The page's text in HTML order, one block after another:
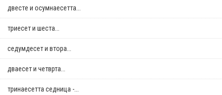
двестe и осумнaесетта...
триесет и шеста...
седумдесет и втора...
дваесет и четврта...
тринаесетта седница -...